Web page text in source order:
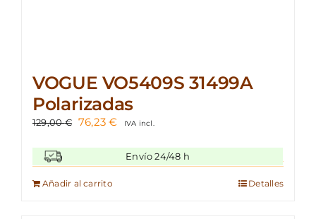
VOGUE VO5409S 31499A
Polarizadas
129,00€ El
era:
129,00 €.
76,23€El
actual
es:
IVA incl.
Envío 24/48 h
Añadir al carrito Detalles